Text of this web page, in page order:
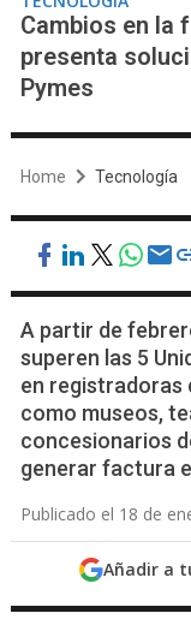
Cambios en la
presenta
Pymes
Home Tecnología
A partir de
superen las 5
en registradoras
como museos,
concesionarios
generar factura
Publicado el 18 de
Añadir a